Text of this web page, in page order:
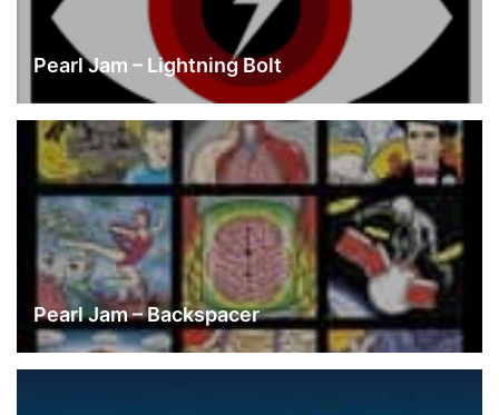
Pearl Jam – Lightning Bolt
Pearl Jam – Backspacer